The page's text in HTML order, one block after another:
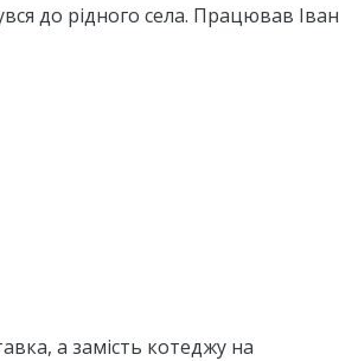
до рідного села. Працював Іван
а замість котеджу на